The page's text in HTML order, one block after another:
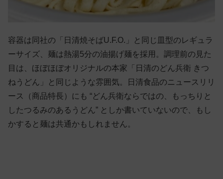
容器は同社の「日清焼そばU.F.O.」と同じ皿型のレギュラ
ーサイズ、麺は熱湯5分の油揚げ麺を採用。調理前の見た
目は、ほぼほぼオリジナルの本家「日清のどん兵衛 きつ
ねうどん」と同じような雰囲気。日清食品のニュースリリ
ース（商品特長）にも “どん兵衛ならではの、もっちりと
したつるみのあるうどん” としか書いていないので、もし
かすると麺は共通かもしれません。